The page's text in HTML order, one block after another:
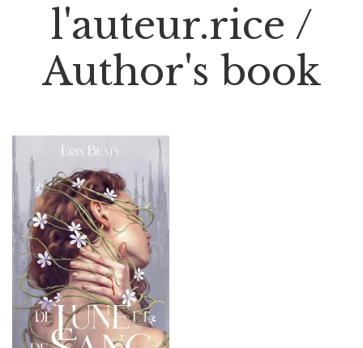
l'auteur.rice /
Author's book